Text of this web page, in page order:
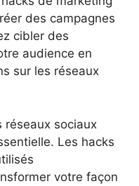
des campagnes
cibler des
audience en
sur les réseaux
réseaux sociaux
Les hacks
votre façon